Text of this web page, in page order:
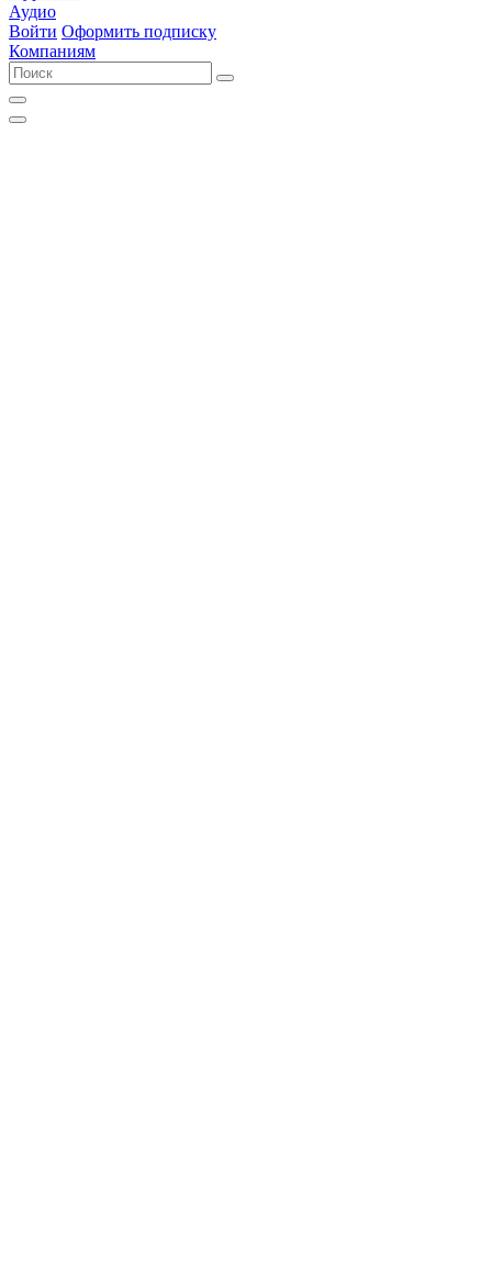
Аудио
Войти Оформить подписку
Компаниям